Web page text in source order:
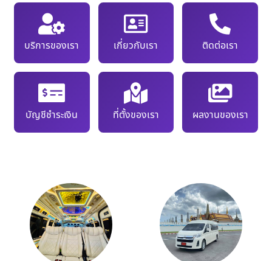
บริการของเรา เกี่ยวกับเรา ติดต่อเรา
บัญชีชำระเงิน ที่ตั้งของเรา ผลงานของเรา